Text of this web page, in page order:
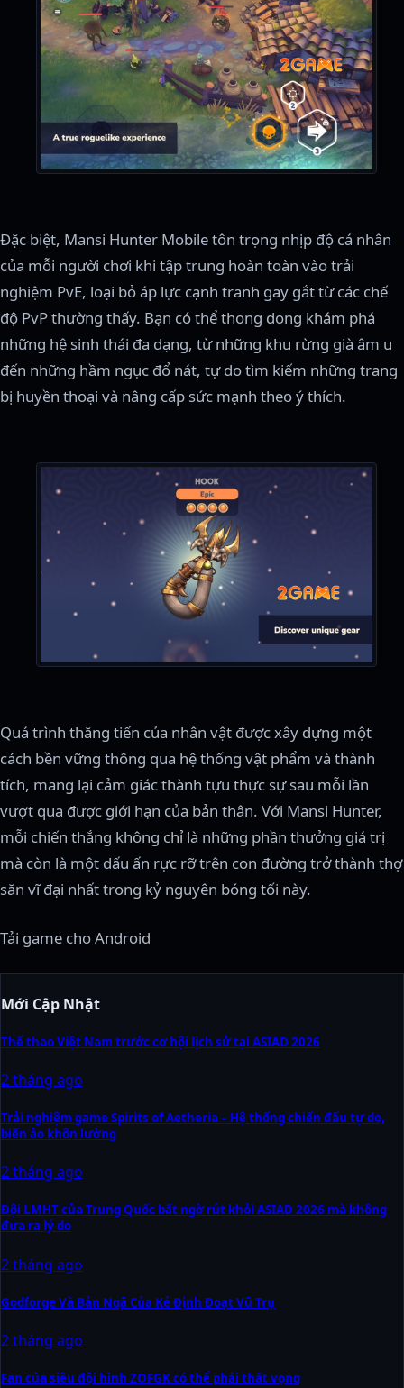
Đặc biệt, Mansi Hunter Mobile tôn trọng nhịp độ cá nhân
của mỗi người chơi khi tập trung hoàn toàn vào trải
nghiệm PvE, loại bỏ áp lực cạnh tranh gay gắt từ các chế
độ PvP thường thấy. Bạn có thể thong dong khám phá
những hệ sinh thái đa dạng, từ những khu rừng già âm u
đến những hầm ngục đổ nát, tự do tìm kiếm những trang
bị huyền thoại và nâng cấp sức mạnh theo ý thích.
Quá trình thăng tiến của nhân vật được xây dựng một
cách bền vững thông qua hệ thống vật phẩm và thành
tích, mang lại cảm giác thành tựu thực sự sau mỗi lần
vượt qua được giới hạn của bản thân. Với Mansi Hunter,
mỗi chiến thắng không chỉ là những phần thưởng giá trị
mà còn là một dấu ấn rực rỡ trên con đường trở thành thợ
săn vĩ đại nhất trong kỷ nguyên bóng tối này.
Tải game cho Android
Mới Cập Nhật
Thể thao Việt Nam trước cơ hội lịch sử tại ASIAD 2026
2 tháng ago
Trải nghiệm game Spirits of Aetheria – Hệ thống chiến đấu tự do,
biến ảo khôn lường
2 tháng ago
Đội LMHT của Trung Quốc bất ngờ rút khỏi ASIAD 2026 mà không
đưa ra lý do
2 tháng ago
Godforge Và Bản Ngã Của Kẻ Định Đoạt Vũ Trụ
2 tháng ago
Fan của siêu đội hình ZOFGK có thể phải thất vọng